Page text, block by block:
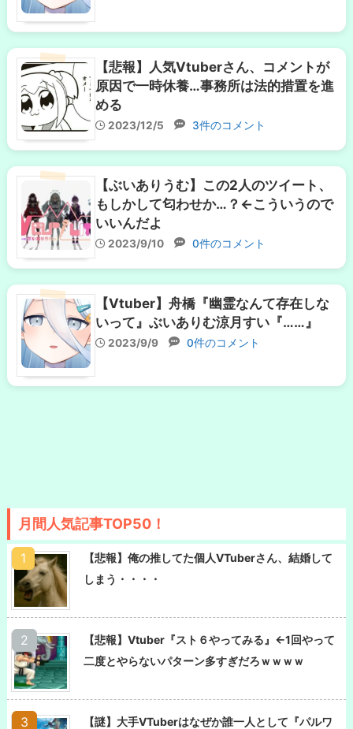
【悲報】人気Vtuberさん、コメントが
原因で一時休養…事務所は法的措置を進
める
2023/12/5 3件のコメント
【ぶいありうむ】この2人のツイート、
もしかして匂わせか…？←こういうので
いいんだよ
2023/9/10 0件のコメント
【Vtuber】舟橋『幽霊なんて存在しな
いって』ぶいありむ涼月すい『……』
2023/9/9 0件のコメント
月間人気記事TOP50！
【悲報】俺の推してた個人VTuberさん、結婚して
しまう・・・・
【悲報】Vtuber『スト６やってみる』←1回やって
二度とやらないパターン多すぎだろｗｗｗｗ
【謎】大手VTuberはなぜか誰一人として『パルワ